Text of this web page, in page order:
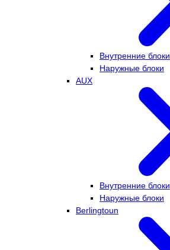
Внутренние блоки
Наружные блоки
AUX
Внутренние блоки
Наружные блоки
Berlingtoun